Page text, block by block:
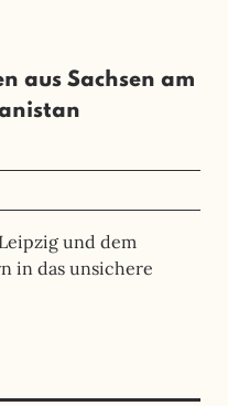
aus Sachsen am
und dem
in das unsichere